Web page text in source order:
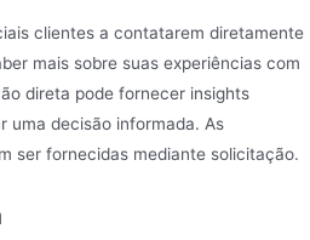
clientes a contatarem diretamente
mais sobre suas experiências com
direta pode fornecer insights
uma decisão informada. As
ser fornecidas mediante solicitação.